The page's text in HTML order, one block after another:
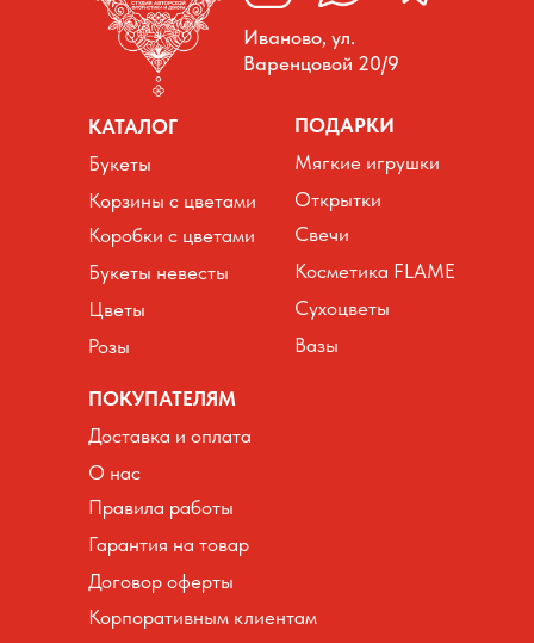
Иваново, ул.
Варенцовой 20/9
КАТАЛОГ ПОДАРКИ
ПОКУПАТЕЛЯМ
Букеты
Корзины с цветами
Коробки с цветами
Цветы
Розы
Букеты невесты
Мягкие игрушки
Открытки
Свечи
Сухоцветы
Вазы
Косметика FLAME
Доставка и оплата
О нас
Правила работы
Договор оферты
Гарантия на товар
Корпоративным клиентам